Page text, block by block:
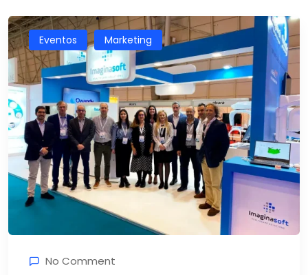
Eventos Marketing
No Comment